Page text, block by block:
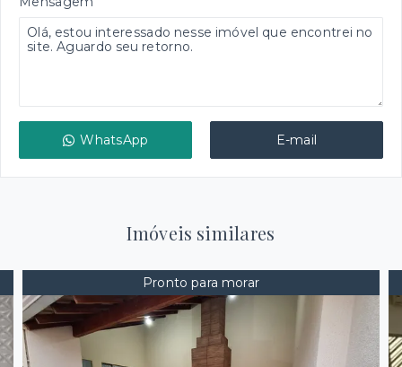
WhatsApp E-mail
Imóveis similares
Pronto para morar